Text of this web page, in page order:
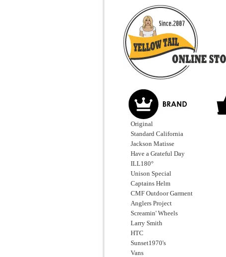
Original
Standard California
Jackson Matisse
Have a Grateful Day
ILL180°
Unison Special
Captains Helm
CMF Outdoor Garment
Anglers Project
Screamin' Wheels
Larry Smith
HTC
Sunset1970's
Vans